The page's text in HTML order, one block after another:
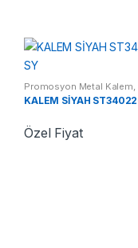
Promosyon Metal Kalem
Promosyon Kalemler
KALEM SİYAH
Özel Fiyat